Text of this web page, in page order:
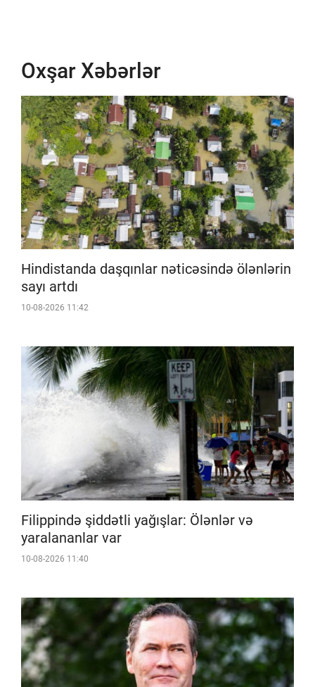
Oxşar Xəbərlər
Hindistanda daşqınlar nəticəsində ölənlərin
sayı artdı
10-08-2026 11:42
Filippində şiddətli yağışlar: Ölənlər və
yaralananlar var
10-08-2026 11:40